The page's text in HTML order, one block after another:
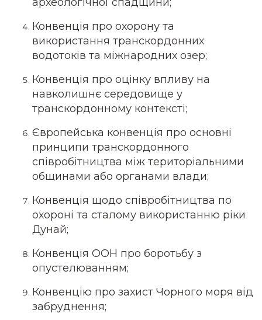
Конвенція про охорону та
використання транскордонних
водотоків та міжнародних озер;
Конвенція про оцінку впливу на
навколишнє середовище у
транскордонному контексті;
Європейська конвенція про основні
принципи транскордонного
співробітництва між територіальними
общинами або органами влади;
Конвенція щодо співробітництва по
охороні та сталому використанню ріки
Дунай;
Конвенція ООН про боротьбу з
опустелюванням;
Конвенцію про захист Чорного моря від
забруднення;